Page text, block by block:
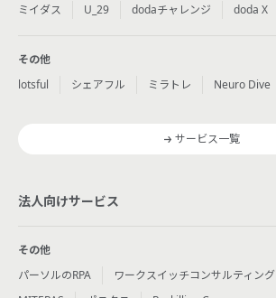
ミイダス
U_29 dodaチャレンジ doda X
その他
lotsful
シェアフル ミラトレ Neuro Dive
サービス一覧
法人向けサービス
その他
パーソルのRPA
ワークスイッチコンサルティング